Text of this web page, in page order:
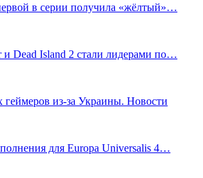
в серии получила «жёлтый»…
и Dead Island 2 стали лидерами по…
геймеров из-за Украины. Новости
для Europa Universalis 4…